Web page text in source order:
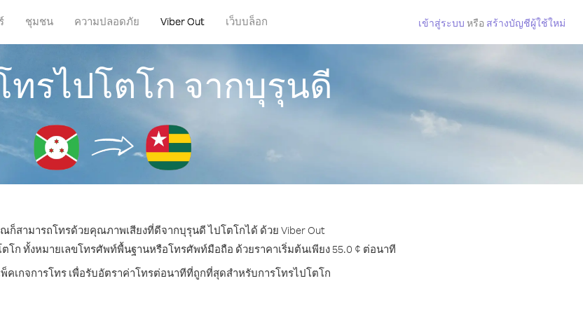
ชุมชน ความปลอดภัย Viber Out เว็บบล็อก เข้าสู่ระบบ หรือ สร้างบัญชีผู้ใช้ใหม่
ทรไปโตโก จากบุรุนดี
สามารถโทรด้วยคุณภาพเสียงที่ดีจากบุรุนดี ไปโตโกได้ ด้วย Viber Out
โก ทั้งหมายเลขโทรศัพท์พื้นฐานหรือโทรศัพท์มือถือ ด้วยราคาเริ่มต้นเพียง 55.0 ¢ ต่อนาที
คเกจการโทร เพื่อรับอัตราค่าโทรต่อนาทีที่ถูกที่สุดสำหรับการโทรไปโตโก